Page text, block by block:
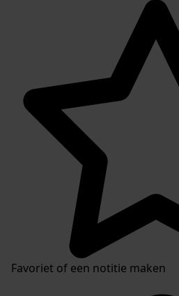
Favoriet of een notitie maken